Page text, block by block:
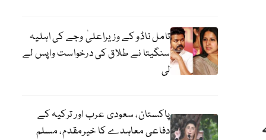
تامل ناڈو کے وزیراعلیٰ وجے کی اہلیہ
سنگیتا نے طلاق کی درخواست واپس لے
لی
پاکستان، سعودی عرب اور ترکیہ کے
دفاعی معاہدے کا خیرمقدم، مسلم